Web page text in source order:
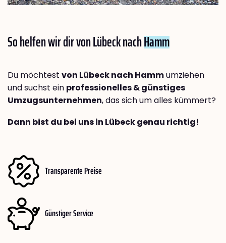
So helfen wir dir von Lübeck nachHamm
Du möchtest von Lübeck nach Hammumziehen
und suchst ein professionelles & günstiges
Umzugsunternehmen, das sich um alles kümmert?
Dann bist du bei uns in Lübeck genau richtig!
Transparente Preise
Günstiger Service